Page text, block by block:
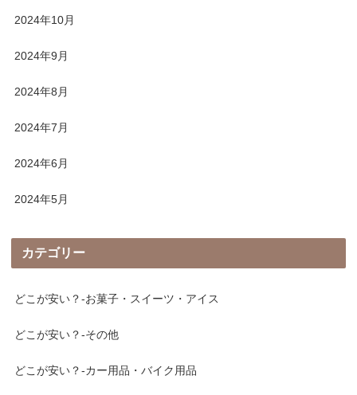
2024年10月
2024年9月
2024年8月
2024年7月
2024年6月
2024年5月
カテゴリー
どこが安い？-お菓子・スイーツ・アイス
どこが安い？-その他
どこが安い？-カー用品・バイク用品